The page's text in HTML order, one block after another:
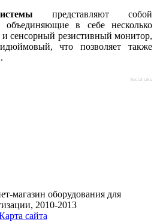
представляют собой
объединяющие в себе несколько
сенсорный резистивный монитор,
что позволяет также
Social Like
магазин оборудования для
2010-2013
сайта